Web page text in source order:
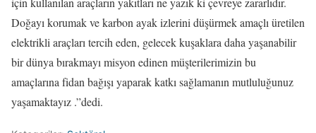
Doğayı korumak ve karbon ayak izlerini düşürmek amaçlı üretilen
elektrikli araçları tercih eden, gelecek kuşaklara daha yaşanabilir
bir dünya bırakmayı misyon edinen müşterilerimizin bu
amaçlarına fidan bağışı yaparak katkı sağlamanın mutluluğunuz
yaşamaktayız .”dedi.